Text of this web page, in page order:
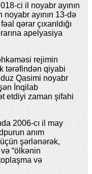
ci il noyabr ayının
noyabr ayının 13-də
qərar çıxarıldığı
apelyasiya
rejimin
tərəfindən qiyabi
Qasimi noyabr
İnqilab
etdiyi zaman şifahi
2006-cı il may
anım
şərlənərək,
“ölkənin
və